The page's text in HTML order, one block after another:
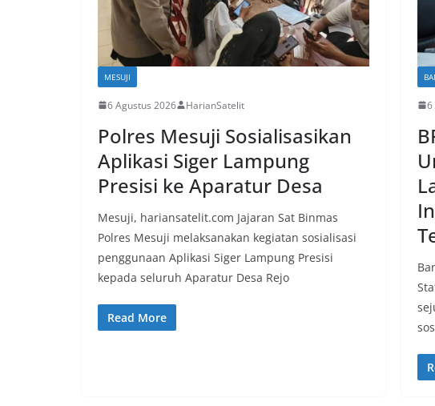
MESUJI
6 Agustus 2026 HarianSatelit
Polres Mesuji Sosialisasikan
Aplikasi Siger Lampung
Presisi ke Aparatur Desa
Mesuji, hariansatelit.com Jajaran Sat Binmas
Polres Mesuji melaksanakan kegiatan sosialisasi
penggunaan Aplikasi Siger Lampung Presisi
kepada seluruh Aparatur Desa Rejo
Read More
6